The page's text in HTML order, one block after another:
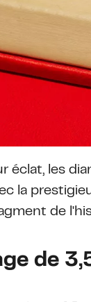
éclat, les
la
de
de